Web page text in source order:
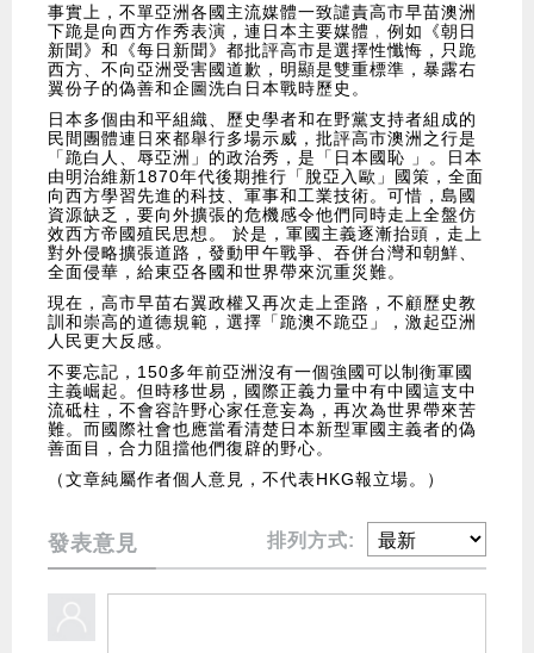
事實上，不單亞洲各國主流媒體一致譴責高市早苗澳洲
下跪是向西方作秀表演，連日本主要媒體﹐例如《朝日
新聞》和《每日新聞》都批評高市是選擇性懺悔，只跪
西方、不向亞洲受害國道歉，明顯是雙重標準，暴露右
翼份子的偽善和企圖洗白日本戰時歷史。
日本多個由和平組織、歷史學者和在野黨支持者組成的
民間團體連日來都舉行多場示威，批評高市澳洲之行是
「跪白人、辱亞洲」的政治秀，是「日本國恥 」。日本
由明治維新1870年代後期推行「脫亞入歐」國策，全面
向西方學習先進的科技、軍事和工業技術。可惜，島國
資源缺乏，要向外擴張的危機感令他們同時走上全盤仿
效西方帝國殖民思想。 於是，軍國主義逐漸抬頭，走上
對外侵略擴張道路，發動甲午戰爭、吞併台灣和朝鮮、
全面侵華，給東亞各國和世界帶來沉重災難。
現在，高市早苗右翼政權又再次走上歪路，不顧歷史教
訓和崇高的道德規範，選擇「跪澳不跪亞」，激起亞洲
人民更大反感。
不要忘記，150多年前亞洲沒有一個強國可以制衡軍國
主義崛起。但時移世易，國際正義力量中有中國這支中
流砥柱，不會容許野心家任意妄為，再次為世界帶來苦
難。而國際社會也應當看清楚日本新型軍國主義者的偽
善面目，合力阻擋他們復辟的野心。
（文章純屬作者個人意見，不代表HKG報立場。）
發表意見 排列方式: